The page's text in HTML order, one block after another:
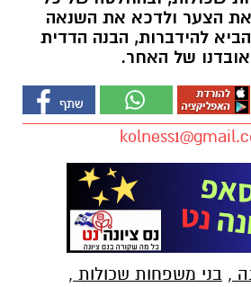
הצער ולדכא את השנאה
להידברות, הבנה הדדית
של האחר.
, בני משפחות שכולות ,